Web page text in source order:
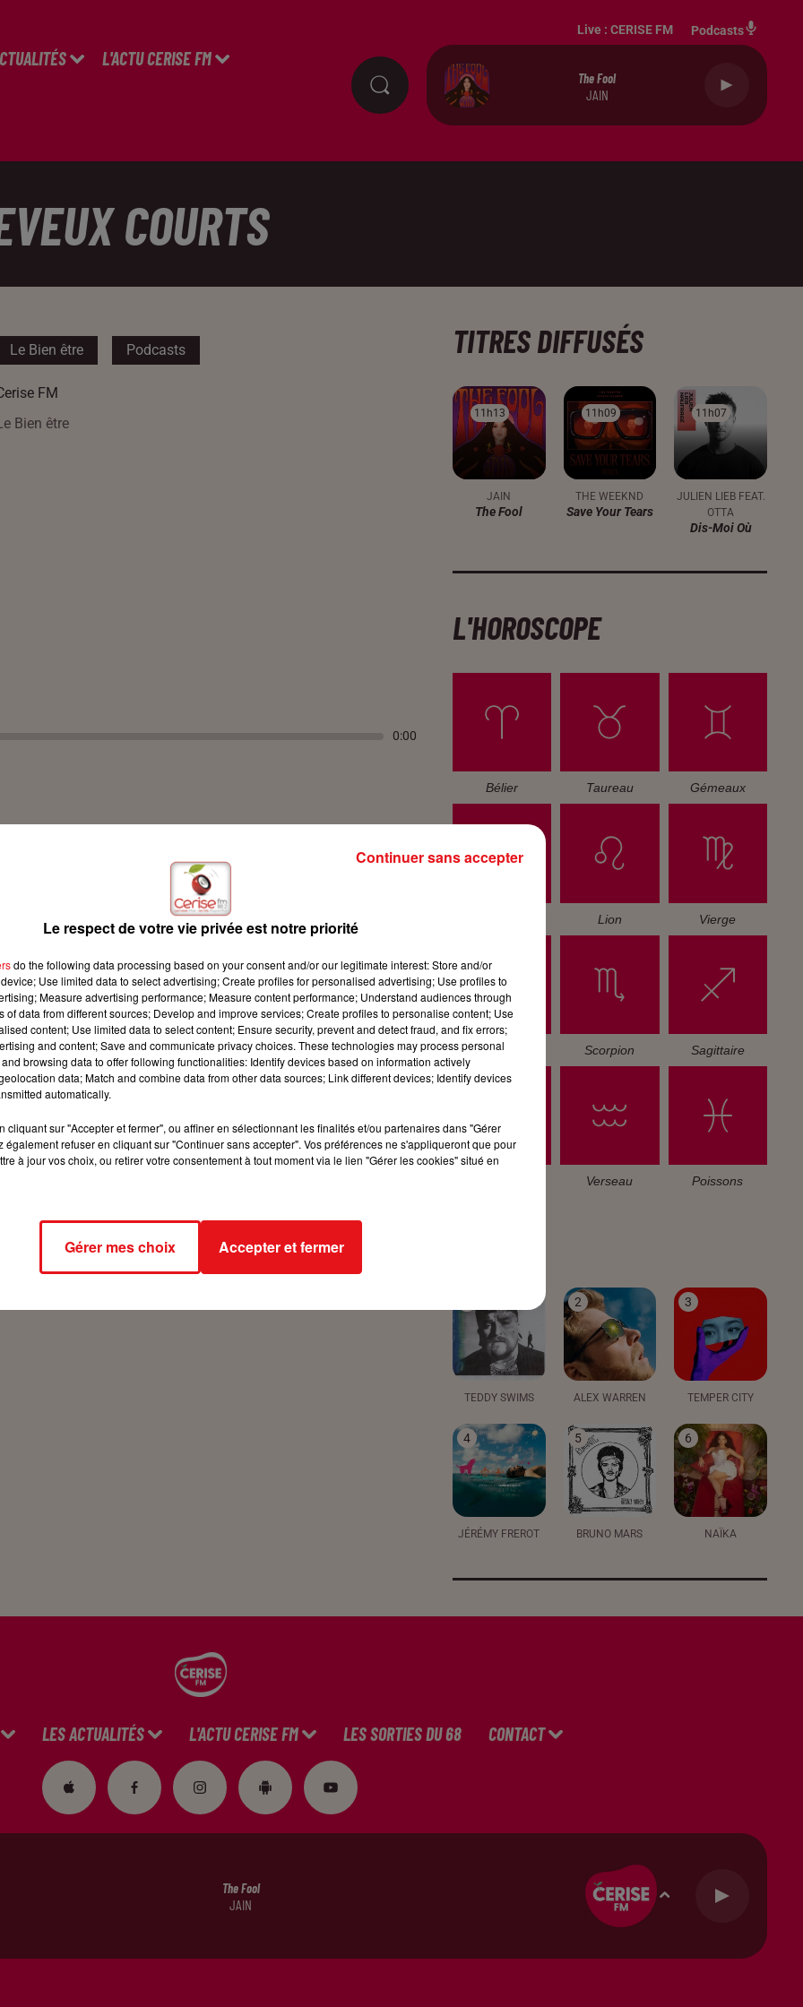
L'ACTU CERISE FM
Live : CERISE FM Podcasts
The Fool
JAIN
COURTS
Le Bien être Podcasts
FM
Bien être
0:00
c'est notre rubrique bien-être
TITRES DIFFUSÉS
11h13
11h13
JAIN
The Fool
11h09
11h09
THE WEEKND
Save Your Tears
11h07
11h07
JULIEN LIEB FEAT.
OTTA
Dis-Moi Où
L'HOROSCOPE
Bélier Taureau Gémeaux
Lion Vierge
Balance Scorpion Sagittaire
Verseau Poissons
TEDDY SWIMS
2
ALEX WARREN
3
TEMPER CITY
4
JÉRÉMY FREROT
5
BRUNO MARS
6
NAÏKA
LES ACTUALITÉS L'ACTU CERISE FM LES SORTIES DU 68 CONTACT
The Fool
JAIN
Le respect de votre vie privée est notre priorité
do the following data processing based on your consent and/or our legitimate interest: Store and/or
Use limited data to select advertising; Create profiles for personalised advertising; Use profiles to
Measure advertising performance; Measure content performance; Understand audiences through
of data from different sources; Develop and improve services; Create profiles to personalise content; Use
content; Use limited data to select content; Ensure security, prevent and detect fraud, and fix errors;
and content; Save and communicate privacy choices. These technologies may process personal
browsing data to offer following functionalities: Identify devices based on information actively
data; Match and combine data from other data sources; Link different devices; Identify devices
automatically.
cliquant sur "Accepter et fermer", ou affiner en sélectionnant les finalités et/ou partenaires dans "Gérer
également refuser en cliquant sur "Continuer sans accepter". Vos préférences ne s'appliqueront que pour
à jour vos choix, ou retirer votre consentement à tout moment via le lien "Gérer les cookies" situé en
Gérer mes choix Accepter et fermer
Continuer sans accepter